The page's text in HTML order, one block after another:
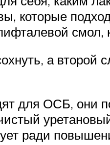
которые
смол,
а
для ОСБ, они
ради